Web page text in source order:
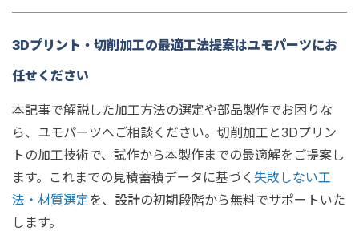
3Dプリント・切削加工の最適工法提案はユモパーツにお
任せください
本記事で解説した加工方法の選定や部品製作でお困りな
ら、ユモパーツへご相談ください。切削加工と3Dプリン
トの加工技術で、試作から本製作までの最適解をご提案し
ます。これまでの見積蓄積データに基づく 失敗しない工
法・材質選定を、設計の初期段階から無料でサポートいた
します。